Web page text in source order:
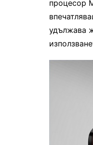
процесор
удължава